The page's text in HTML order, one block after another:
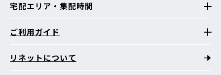
宅配エリア・集配時間
ご利用ガイド
リネットについて